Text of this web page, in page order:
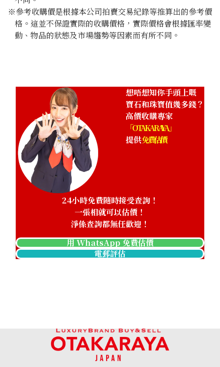
Mikimoto pearl drop shape necklace
※參考收購價是根據本公司拍賣交易紀錄等推算出的參考價
格。這並不保證實際的收購價格，實際價格會根據匯率變
動、物品的狀態及市場趨勢等因素而有所不同。
想唔想知你手頭上嘅
寶石和珠寶值幾多錢？
高價收購專家
「OTAKARAYA」
提供免費估價
24小時免費隨時接受查詢！
一張相就可以估價！
淨係查詢都無任歡迎！
用 WhatsApp 免費估價
電郵評估